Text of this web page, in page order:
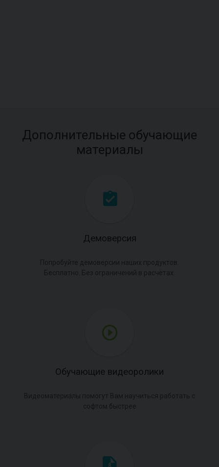
Дополнительные обучающие
материалы
Демоверсия
Обучающие видеоролики